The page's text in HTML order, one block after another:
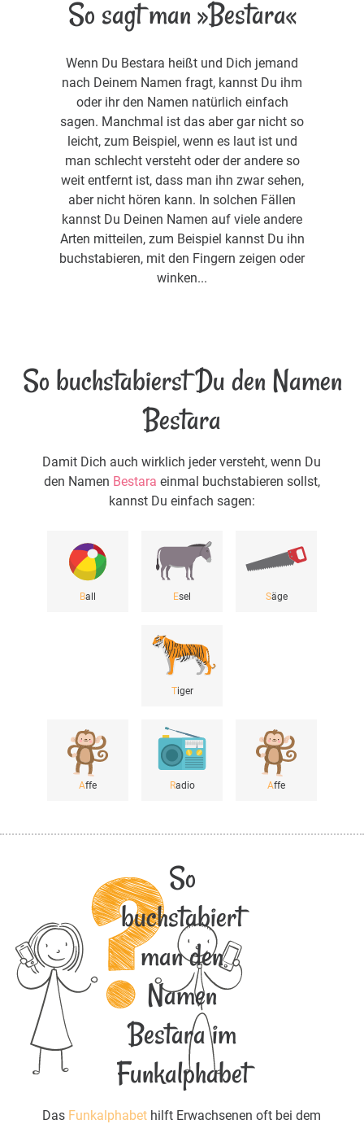
So sagt man »Bestara«
Wenn Du Bestara heißt und Dich jemand
nach Deinem Namen fragt, kannst Du ihm
oder ihr den Namen natürlich einfach
sagen. Manchmal ist das aber gar nicht so
leicht, zum Beispiel, wenn es laut ist und
man schlecht versteht oder der andere so
weit entfernt ist, dass man ihn zwar sehen,
aber nicht hören kann. In solchen Fällen
kannst Du Deinen Namen auf viele andere
Arten mitteilen, zum Beispiel kannst Du ihn
buchstabieren, mit den Fingern zeigen oder
winken...
So buchstabierst Du den Namen
Bestara
Damit Dich auch wirklich jeder versteht, wenn Du
den Namen Bestara einmal buchstabieren sollst,
kannst Du einfach sagen:
Ball Esel Säge
Tiger
Affe Radio Affe
So
buchstabiert
man den
Namen
Bestara im
Funkalphabet
Das Funkalphabet hilft Erwachsenen oft bei dem